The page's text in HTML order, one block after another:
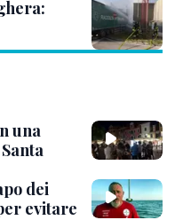
una
dei
evitare